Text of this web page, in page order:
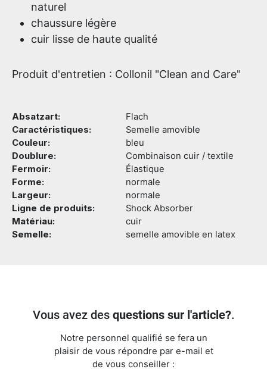
naturel
chaussure légère
cuir lisse de haute qualité
Produit d'entretien : Collonil "Clean and Care"
Absatzart:
Flach
Caractéristiques:
Semelle amovible
Couleur:
bleu
Doublure:
Combinaison cuir / textile
Fermoir:
Élastique
Forme:
normale
Largeur:
normale
Ligne de produits:
Shock Absorber
Matériau:
cuir
Semelle:
semelle amovible en latex
Vous avez des questions sur l'article?.
Notre personnel qualifié se fera un
plaisir de vous répondre par e-mail et
de vous conseiller :